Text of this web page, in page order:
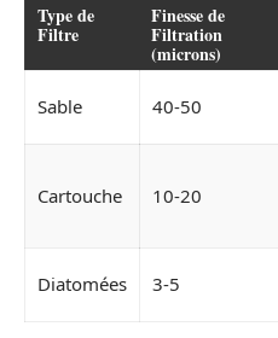
Type de
Filtre
Finesse de
Filtration
(microns)
Sable 40-50
Cartouche 10-20
Diatomées 3-5